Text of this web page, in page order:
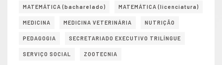
MATEMÁTICA (bacharelado) MATEMÁTICA (licenciatura)
MEDICINA MEDICINA VETERINÁRIA NUTRIÇÃO
PEDAGOGIA SECRETARIADO EXECUTIVO TRILÍNGUE
SERVIÇO SOCIAL ZOOTECNIA